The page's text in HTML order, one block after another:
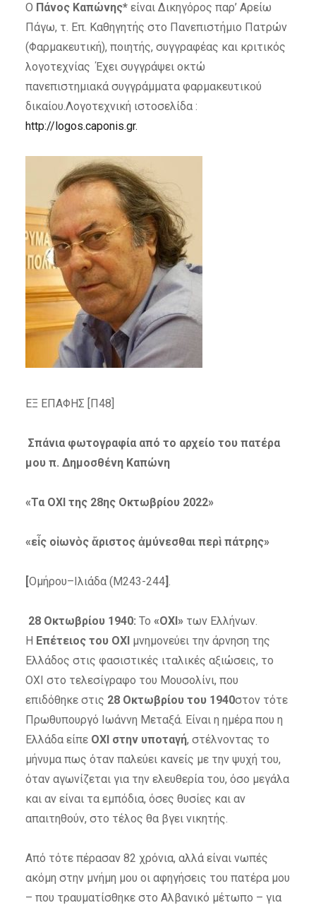
Ο Πάνος Καπώνης* είναι Δικηγόρος παρ’ Αρείω
Πάγω, τ. Επ. Καθηγητής στο Πανεπιστήμιο Πατρών
(Φαρμακευτική), ποιητής, συγγραφέας και κριτικός
λογοτεχνίας Έχει συγγράψει οκτώ
πανεπιστημιακά συγγράμματα φαρμακευτικού
δικαίου.Λογοτεχνική ιστoσελίδα :
http://logos.caponis.gr.
ΕΞ ΕΠΑΦΗΣ [Π48]
Σπάνια φωτογραφία από το αρχείο του πατέρα
μου π. Δημοσθένη Καπώνη
«Τα ΟΧΙ της 28ηςΟκτωβρίου 2022»
«εἷς οἰωνὸς ἄριστος ἀμύνεσθαι περὶ πάτρης»
Ομήρου–Ιλιάδα (Μ243-244] .
28 Οκτωβρίου 1940: Το «ΟΧΙ»των Ελλήνων.
Η Επέτειος του ΟΧΙ μνημονεύει την άρνηση της
Ελλάδος στις φασιστικές ιταλικές αξιώσεις, το
ΟΧΙ στο τελεσίγραφο του Μουσολίνι, που
επιδόθηκε στις 28 Οκτωβρίου του 1940στον τότε
Πρωθυπουργό Ιωάννη Μεταξά. Είναι η ημέρα που η
Ελλάδα είπε ΟΧΙ στην υποταγή, στέλνοντας το
μήνυμα πως όταν παλεύει κανείς με την ψυχή του,
όταν αγωνίζεται για την ελευθερία του, όσο μεγάλα
και αν είναι τα εμπόδια, όσες θυσίες και αν
απαιτηθούν, στο τέλος θα βγει νικητής.
Από τότε πέρασαν 82 χρόνια, αλλά είναι νωπές
ακόμη στην μνήμη μου οι αφηγήσεις του πατέρα μου
– που τραυματίσθηκε στο Αλβανικό μέτωπο – για